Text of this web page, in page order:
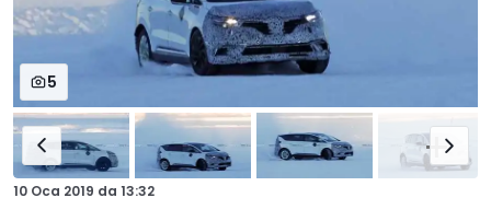
5
10 Oca 2019 da 13:32